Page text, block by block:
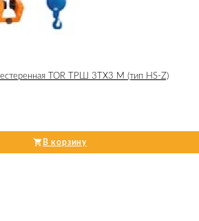
TOR ТРШ 3ТХ3 М (тип HS-Z)
В корзину